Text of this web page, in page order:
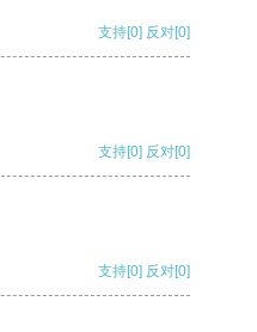
支持[0] 反对[0]
支持[0] 反对[0]
支持[0] 反对[0]